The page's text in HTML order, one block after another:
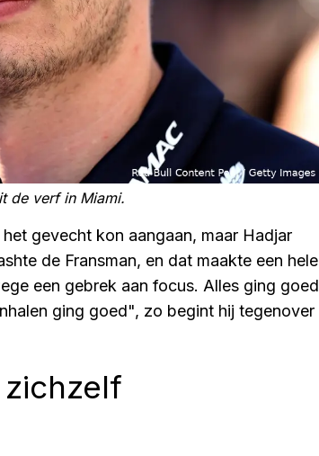
de verf in Miami.
gevecht kon aangaan, maar Hadjar
de Fransman, en dat maakte een hele
een gebrek aan focus. Alles ging goed
ging goed", zo begint hij tegenover